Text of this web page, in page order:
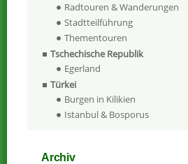
Radtouren & Wanderungen
Stadtteilführung
Thementouren
Tschechische Republik
Egerland
Türkei
Burgen in Kilikien
Istanbul & Bosporus
Archiv